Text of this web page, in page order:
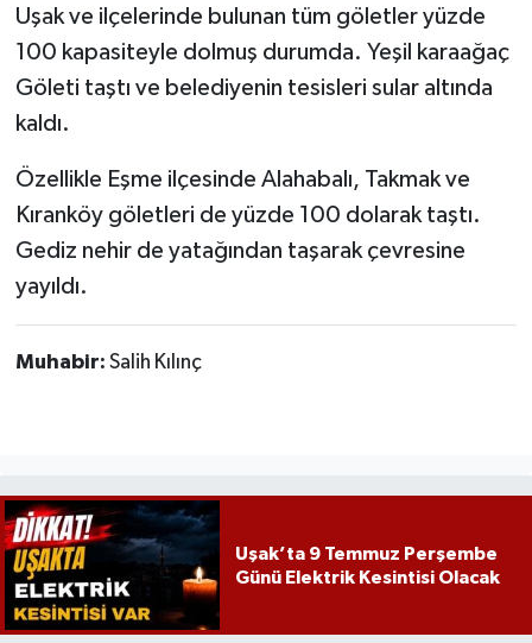
Uşak ve ilçelerinde bulunan tüm göletler yüzde
100 kapasiteyle dolmuş durumda. Yeşil karaağaç
Göleti taştı ve belediyenin tesisleri sular altında
kaldı.
Özellikle Eşme ilçesinde Alahabalı, Takmak ve
Kıranköy göletleri de yüzde 100 dolarak taştı.
Gediz nehir de yatağından taşarak çevresine
yayıldı.
Muhabir: Salih Kılınç
Uşak’ta 9 Temmuz Perşembe
Günü Elektrik Kesintisi Olacak